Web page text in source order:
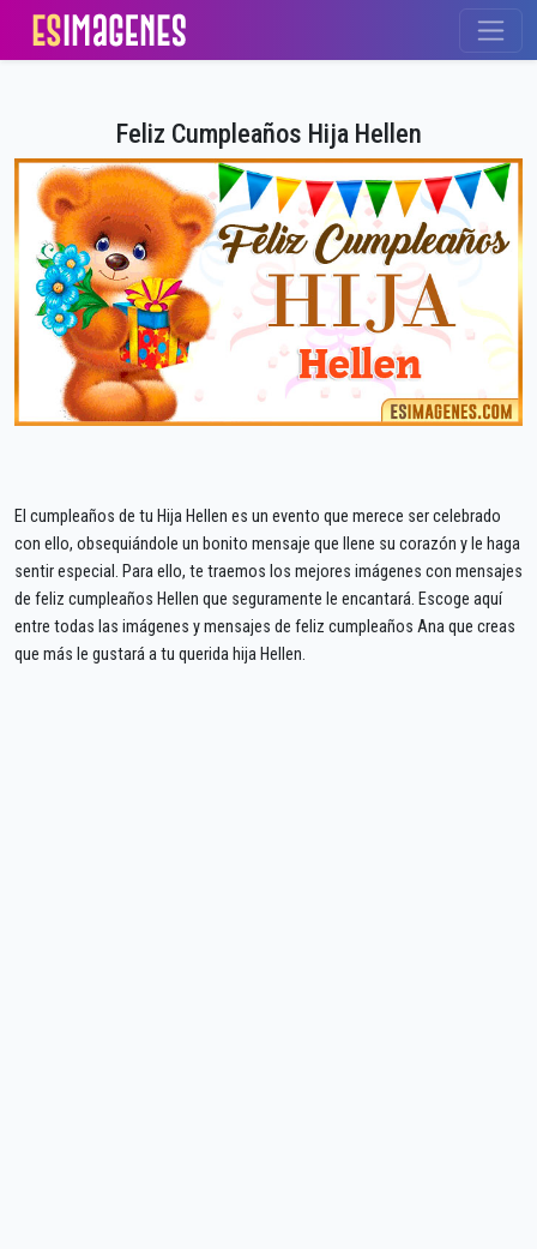
Feliz Cumpleaños Hija Hellen
El cumpleaños de tu Hija Hellen es un evento que merece ser celebrado
con ello, obsequiándole un bonito mensaje que llene su corazón y le haga
sentir especial. Para ello, te traemos los mejores imágenes con mensajes
de feliz cumpleaños Hellen que seguramente le encantará. Escoge aquí
entre todas las imágenes y mensajes de feliz cumpleaños Ana que creas
que más le gustará a tu querida hija Hellen.